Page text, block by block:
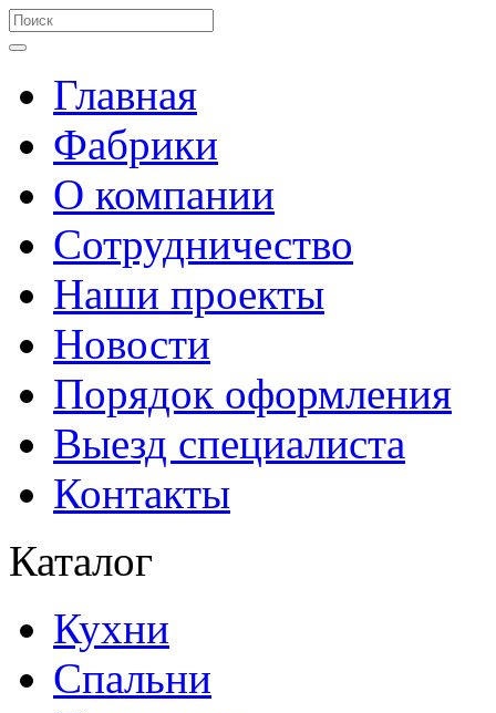
Главная
Фабрики
О компании
Сотрудничество
Наши проекты
Новости
Порядок оформления
Выезд специалиста
Контакты
Каталог
Кухни
Спальни